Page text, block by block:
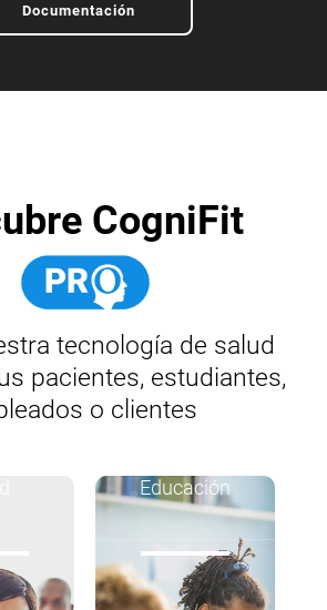
Documentación
CogniFit
tecnología de salud
pacientes, estudiantes,
o clientes
Educación